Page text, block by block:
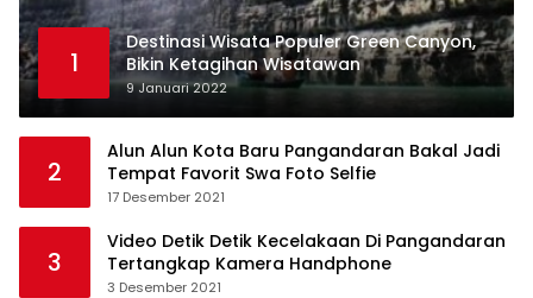
1
Destinasi Wisata Populer Green Canyon,
Bikin Ketagihan Wisatawan
9 Januari 2022
2
Alun Alun Kota Baru Pangandaran Bakal Jadi
Tempat Favorit Swa Foto Selfie
17 Desember 2021
3
Video Detik Detik Kecelakaan Di Pangandaran
Tertangkap Kamera Handphone
3 Desember 2021